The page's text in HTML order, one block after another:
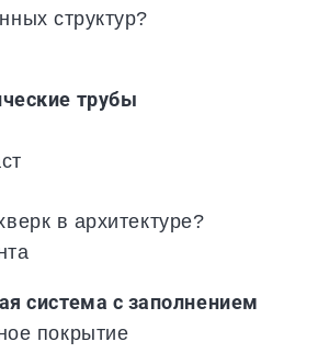
структур?
трубы
в архитектуре?
система с заполнением
покрытие